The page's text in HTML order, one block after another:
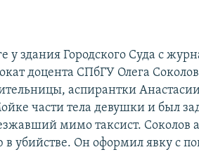
у здания Городского Суда с
доцента СПбГУ Олега
аспирантки
части тела девушки и был
мимо таксист. Соколов
в убийстве. Он оформил явку с